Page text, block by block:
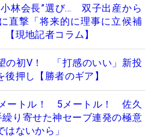
小林会長”選び… 双子出産から
直撃「将来的に理事に立候補
現地記者コラム】
の初V！ 「打感のいい」新投
後押し【勝者のギア】
ートル！ 5メートル！ 佐久
り寄せた神セーブ連発の極意
はないから」